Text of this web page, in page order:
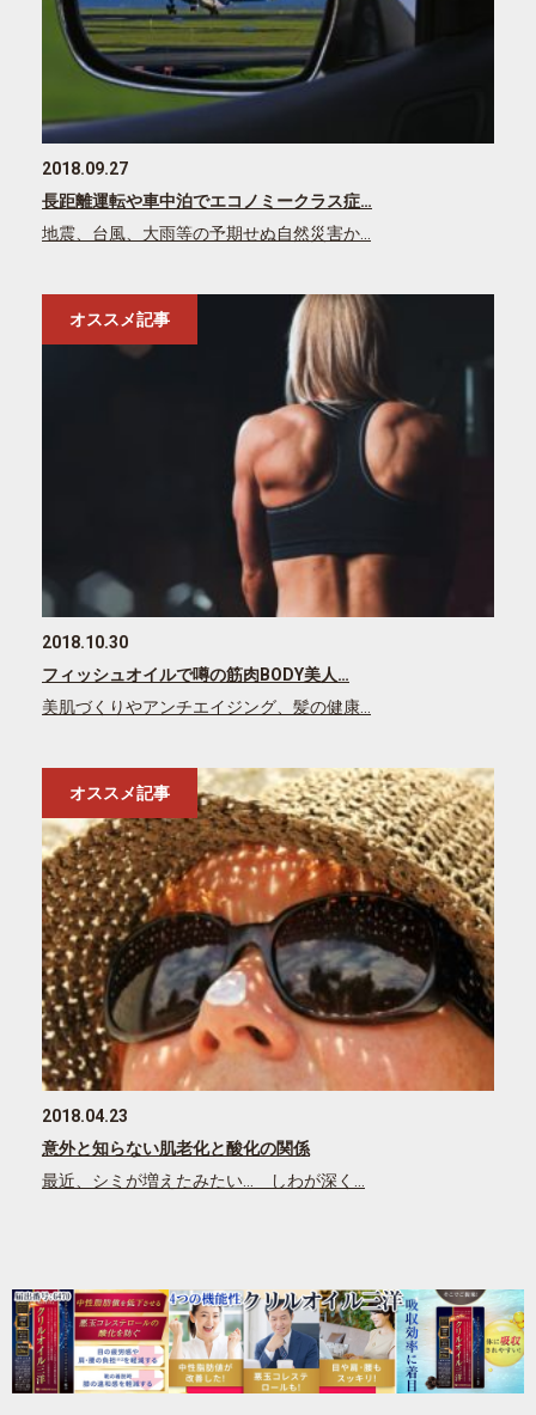
2018.09.27
長距離運転や車中泊でエコノミークラス症…
地震、台風、大雨等の予期せぬ自然災害か…
オススメ記事
2018.10.30
フィッシュオイルで噂の筋肉BODY美人…
美肌づくりやアンチエイジング、髪の健康…
オススメ記事
2018.04.23
意外と知らない肌老化と酸化の関係
最近、シミが増えたみたい… しわが深く…